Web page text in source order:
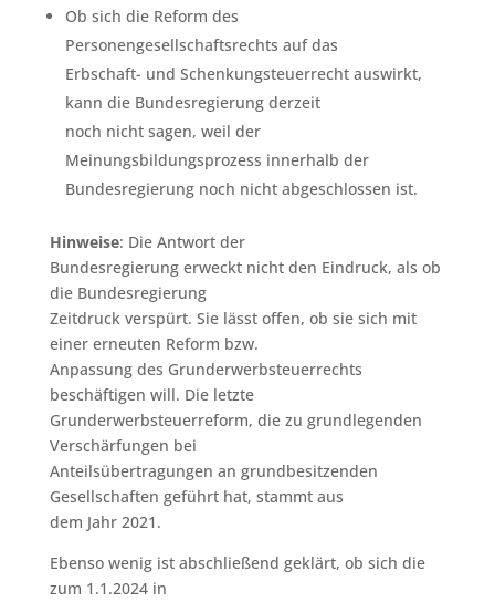
Ob sich die Reform des
Personengesellschaftsrechts auf das
Erbschaft- und Schenkungsteuerrecht auswirkt,
kann die Bundesregierung derzeit
noch nicht sagen, weil der
Meinungsbildungsprozess innerhalb der
Bundesregierung noch nicht abgeschlossen ist.
Hinweise: Die Antwort der
Bundesregierung erweckt nicht den Eindruck, als ob
die Bundesregierung
Zeitdruck verspürt. Sie lässt offen, ob sie sich mit
einer erneuten Reform bzw.
Anpassung des Grunderwerbsteuerrechts
beschäftigen will. Die letzte
Grunderwerbsteuerreform, die zu grundlegenden
Verschärfungen bei
Anteilsübertragungen an grundbesitzenden
Gesellschaften geführt hat, stammt aus
dem Jahr 2021.
Ebenso wenig ist abschließend geklärt, ob sich die
zum 1.1.2024 in